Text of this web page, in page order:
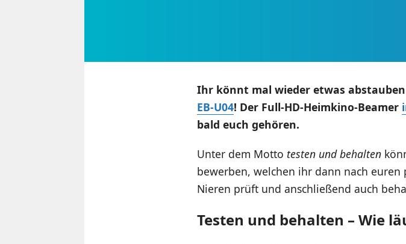
Ihr könnt mal wieder etwas
EB-U04! Der Full-HD-Heimkino-Beamer
bald euch gehören.
Unter dem Motto testen und behalten
bewerben, welchen ihr dann nach
Nieren prüft und anschließend auch
Testen und behalten – Wie